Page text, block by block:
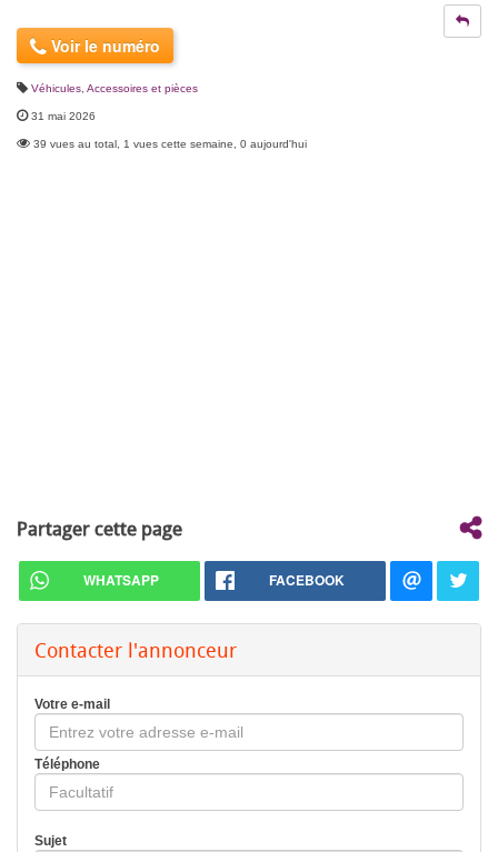
Voir le numéro
Véhicules Accessoires et pièces
31 mai 2026
39 vues au total, 1 vues cette semaine, 0 aujourd'hui
Partager cette page
WHATSAPP FACEBOOK
Contacter l'annonceur
Votre e-mail
Téléphone
Sujet